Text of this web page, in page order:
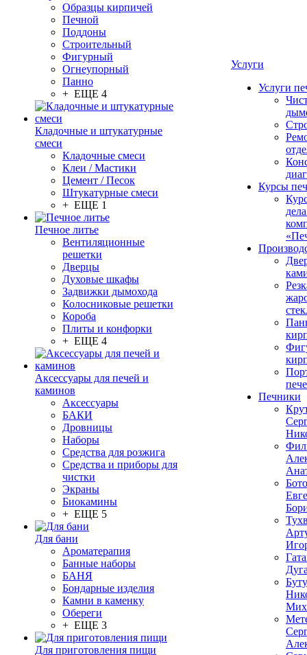
Образцы кирпичей
Печной
Поддоны
Строительный
Фигурный
Огнеупорный
Панно
+ ЕЩЕ 4
Кладочные и штукатурные
смеси
Кладочные смеси
Клеи / Мастики
Цемент / Песок
Штукатурные смеси
+ ЕЩЕ 1
Печное литье
Вентиляционные
решетки
Дверцы
Духовые шкафы
Задвижки дымохода
Колосниковые решетки
Короба
Плиты и конфорки
+ ЕЩЕ 4
Аксессуары для печей и
каминов
Аксессуары
БАКИ
Дровницы
Наборы
Средства для розжига
Средства и приборы для
чистки
Экраны
Биокамины
+ ЕЩЕ 5
Для бани
Ароматерапия
Банные наборы
БАНЯ
Бондарные изделия
Камни в каменку
Обереги
+ ЕЩЕ 3
Для приготовления пищи
Услуги
Услуги
Курсы
Печники